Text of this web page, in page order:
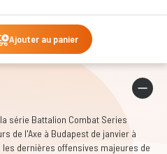
Ajouter au panier
série Battalion Combat Series
de l'Axe à Budapest de janvier à
les dernières offensives majeures de